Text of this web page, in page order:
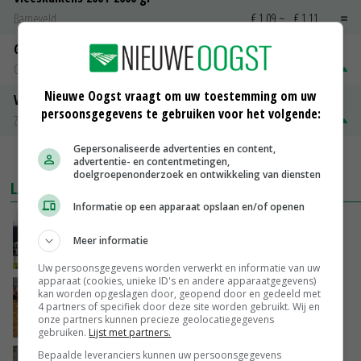
Barneveld
€ 1,09~ € 1,11
Gerst
Groningen
€ 197,00
Volle melkpoeder
Zuivel NL
€ 345,00 € 20,00
MEER MARKTPRIJZEN
LAATSTE NIEUWS
juni
Frans onderzoekcentrum bestrijkt hele
varkensvleesketen
GISTEREN, 15:29
Nieuwe Oogst vraagt om uw toestemming om uw
persoonsgegevens te gebruiken voor het volgende:
Gepersonaliseerde advertenties en content,
advertentie- en contentmetingen,
doelgroepenonderzoek en ontwikkeling van diensten
Informatie op een apparaat opslaan en/of openen
Meer informatie
Uw persoonsgegevens worden verwerkt en informatie van uw
apparaat (cookies, unieke ID's en andere apparaatgegevens)
kan worden opgeslagen door, geopend door en gedeeld met
4 partners of specifiek door deze site worden gebruikt. Wij en
onze partners kunnen precieze geolocatiegegevens
gebruiken. Lijst met partners.
Bepaalde leveranciers kunnen uw persoonsgegevens